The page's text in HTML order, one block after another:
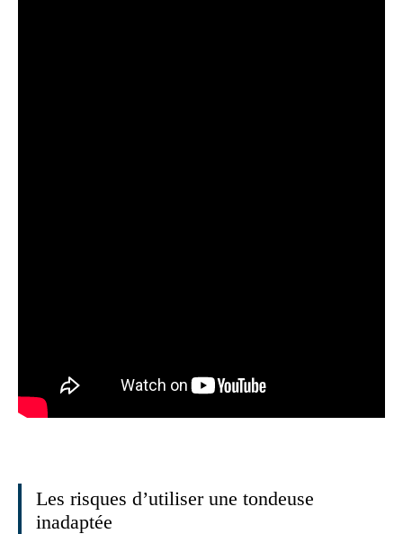
Les risques d’utiliser une tondeuse
inadaptée